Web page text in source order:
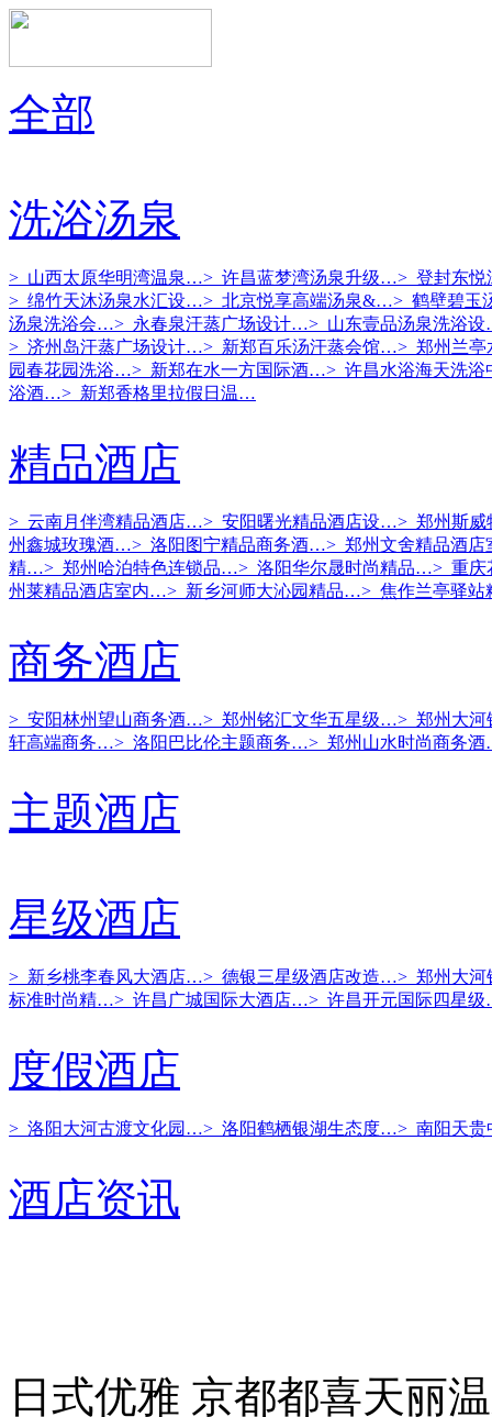
全部
洗浴汤泉
> 山西太原华明湾温泉…> 许昌蓝梦湾汤泉升级…> 登封东
> 绵竹天沐汤泉水汇设…> 北京悦享高端汤泉&…> 鹤壁碧玉
汤泉洗浴会…> 永春泉汗蒸广场设计…> 山东壹品汤泉洗浴
> 济州岛汗蒸广场设计…> 新郑百乐汤汗蒸会馆…> 郑州兰
园春花园洗浴…> 新郑在水一方国际酒…> 许昌水浴海天洗
浴酒…> 新郑香格里拉假日温…
精品酒店
> 云南月伴湾精品酒店…> 安阳曙光精品酒店设…> 郑州斯
州鑫城玫瑰酒…> 洛阳图宁精品商务酒…> 郑州文舍精品酒
精…> 郑州哈泊特色连锁品…> 洛阳华尔晟时尚精品…> 重庆
州莱精品酒店室内…> 新乡河师大沁园精品…> 焦作兰亭驿
商务酒店
> 安阳林州望山商务酒…> 郑州铭汇文华五星级…> 郑州大
轩高端商务…> 洛阳巴比伦主题商务…> 郑州山水时尚商务
主题酒店
星级酒店
> 新乡桃李春风大酒店…> 德银三星级酒店改造…> 郑州大
标准时尚精…> 许昌广城国际大酒店…> 许昌开元国际四星
度假酒店
> 洛阳大河古渡文化园…> 洛阳鹤栖银湖生态度…> 南阳天
酒店资讯
日式优雅 京都都喜天丽